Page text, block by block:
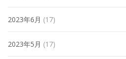
2023年6月 (17)
2023年5月 (17)